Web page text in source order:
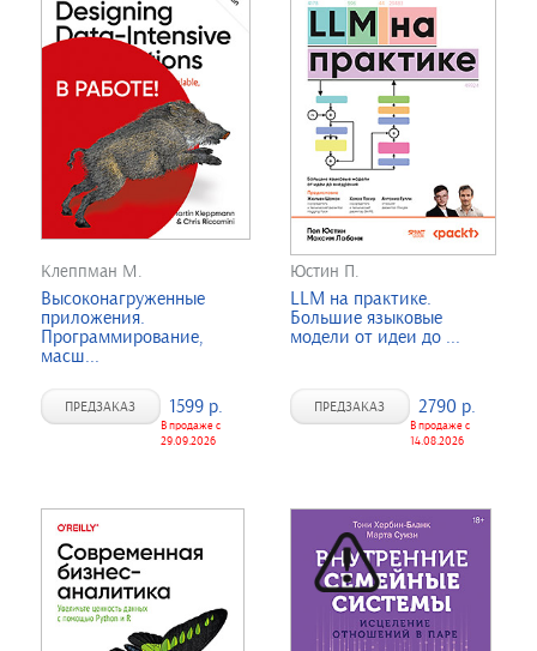
Клеппман М.
Высоконагруженные
приложения.
Программирование,
масш...
ПРЕДЗАКАЗ
В продаже с
29.09.2026
1599 р.
Юстин П.
LLM на практике.
Большие языковые
модели от идеи до ...
ПРЕДЗАКАЗ
В продаже с
14.08.2026
2790 р.